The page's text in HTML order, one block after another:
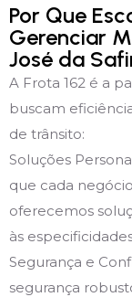
Por Que
Gerenciar
José da
A Frota 162 é a
buscam
de trânsito:
Soluções
que cada
oferecemos
às
Segurança e
segurança